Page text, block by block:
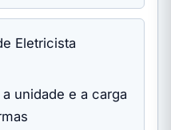
Eletricista
unidade e a carga